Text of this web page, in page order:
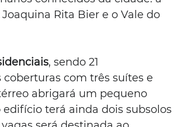
Rita Bier e o Vale do
, sendo 21
com três suítes e
abrigará um pequeno
edifício terá ainda dois subsolos